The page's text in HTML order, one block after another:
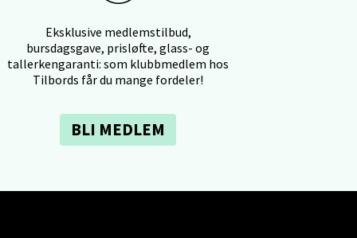
Eksklusive medlemstilbud,
bursdagsgave, prisløfte, glass- og
tallerkengaranti: som klubbmedlem hos
Tilbords får du mange fordeler!
BLI MEDLEM